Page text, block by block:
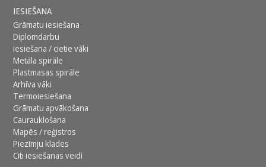
IESIEŠANA
Grāmatu iesiešana
Diplomdarbu
iesiešana / cietie vāki
Metāla spirāle
Plastmasas spirāle
Arhīva vāki
Termoiesiešana
Grāmatu apvākošana
Caurauklošana
Mapēs / reģistros
Piezīmju klades
Citi iesiešanas veidi